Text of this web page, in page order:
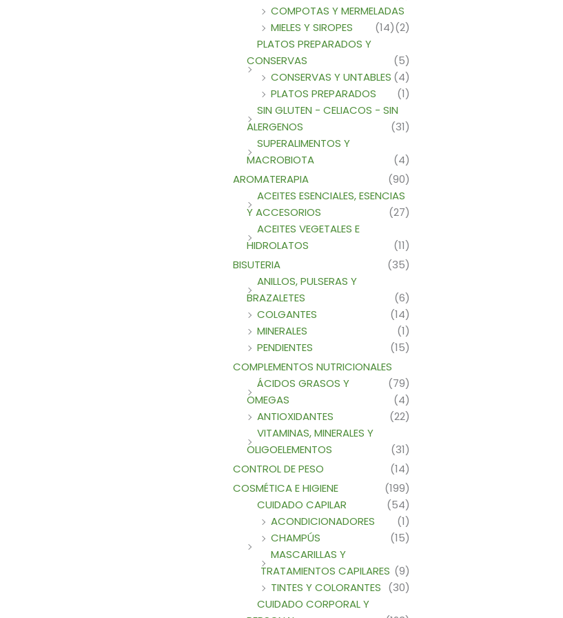
COMPOTAS Y MERMELADAS
(2)
MIELES Y SIROPES
(14)
PLATOS PREPARADOS Y
CONSERVAS
(5)
CONSERVAS Y UNTABLES (4)
PLATOS PREPARADOS
(1)
SIN GLUTEN - CELIACOS - SIN
ALERGENOS
(31)
SUPERALIMENTOS Y
MACROBIOTA
(4)
AROMATERAPIA
(90)
ACEITES ESENCIALES, ESENCIAS
Y ACCESORIOS
(27)
ACEITES VEGETALES E
HIDROLATOS
(11)
BISUTERIA
(35)
ANILLOS, PULSERAS Y
BRAZALETES
(6)
COLGANTES
(14)
MINERALES
(1)
PENDIENTES
(15)
COMPLEMENTOS NUTRICIONALES
(79)
ÁCIDOS GRASOS Y
OMEGAS
(4)
ANTIOXIDANTES
(22)
VITAMINAS, MINERALES Y
OLIGOELEMENTOS
(31)
CONTROL DE PESO
(14)
COSMÉTICA E HIGIENE
(199)
CUIDADO CAPILAR
(54)
ACONDICIONADORES
(1)
CHAMPÚS
(15)
MASCARILLAS Y
TRATAMIENTOS CAPILARES (9)
TINTES Y COLORANTES (30)
CUIDADO CORPORAL Y